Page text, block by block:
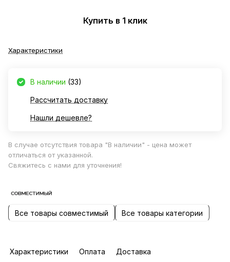
Купить в 1 клик
Характеристики
В наличии (33)
Рассчитать доставку
Нашли дешевле?
В случае отсутствия товара "В наличии" - цена может
отличаться от указанной.
Свяжитесь с нами для уточнения!
Все товары совместимый Все товары категории
Характеристики Оплата Доставка